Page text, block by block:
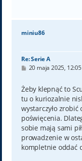
miniu86
Re: Serie A
P
t
20 maja 2025, 12:05
Żeby klepnąć to
tu o kuriozalnie
wystarczyło zrobić
poświęcenia.
sobie mają sami
prowadzenie w
kompletnie oddać